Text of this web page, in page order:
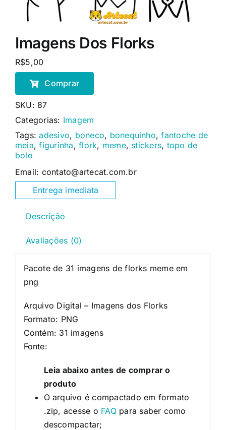
Imagens Dos Florks
R$5,00
Comprar
SKU: 87
Categorias: Imagem
Tags:adesivo, boneco, bonequinho,fantoche de
meia,figurinha,flork, meme, stickers, topo de
bolo
Email: contato@artecat.com.br
Entrega imediata
Descrição
Avaliações (0)
Pacote de 31 imagens de florks meme em
png
Arquivo Digital – Imagens dos Florks
Formato: PNG
Contém: 31 imagens
Fonte:
Leia abaixo antes de comprar o
produto
O arquivo é compactado em formato
.zip, acesse o FAQpara saber como
descompactar;